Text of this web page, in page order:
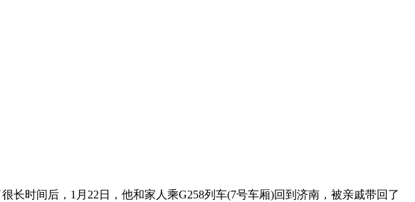
长时间后，1月22日，他和家人乘G258列车(7号车厢)回到济南，被亲戚带回了